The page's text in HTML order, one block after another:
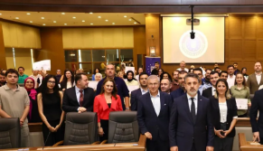
Bilim, Teknoloji